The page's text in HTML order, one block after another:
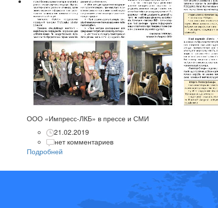
ООО «Импресс-ЛКБ» в прессе и СМИ
21.02.2019
нет комментариев
Подробней